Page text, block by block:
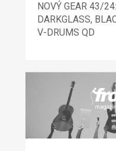
NOVÝ GEAR 43/
DARKGLASS,
V-DRUMS QD